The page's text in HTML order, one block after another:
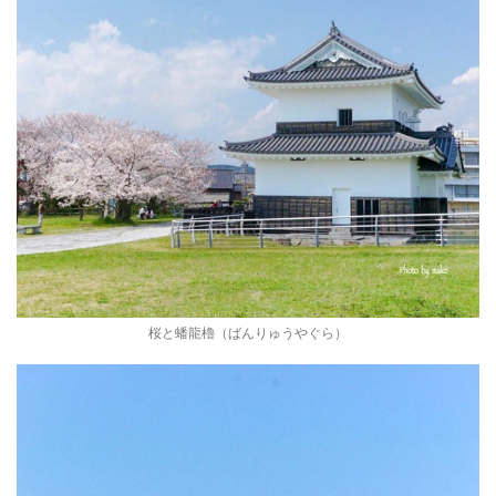
桜と蟠龍櫓（ばんりゅうやぐら）